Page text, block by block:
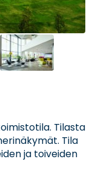
Tilasta
Tila
ja toiveiden